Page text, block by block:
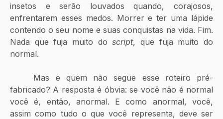
insetos e serão louvados quando, corajosos,
enfrentarem esses medos. Morrer e ter uma lápide
contendo o seu nome e suas conquistas na vida. Fim.
Nada que fuja muito do script, que fuja muito do
normal.
fabricado? A resposta é óbvia: se você não é normal
você é, então, anormal. E como anormal, você,
assim como tudo o que você representa, deve ser